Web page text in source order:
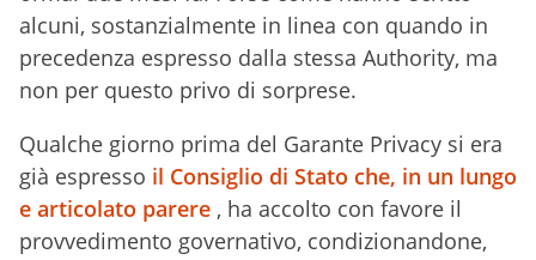
alcuni, sostanzialmente in linea con quando in
precedenza espresso dalla stessa Authority, ma
non per questo privo di sorprese.
Qualche giorno prima del Garante Privacy si era
già espresso il Consiglio di Stato che, in un lungo
e articolato parere , ha accolto con favore il
provvedimento governativo, condizionandone,